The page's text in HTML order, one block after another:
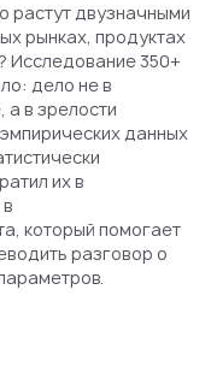
растут двузначными
рынках, продуктах
Исследование 350+
дело не в
в зрелости
данных
их в
который помогает
разговор о